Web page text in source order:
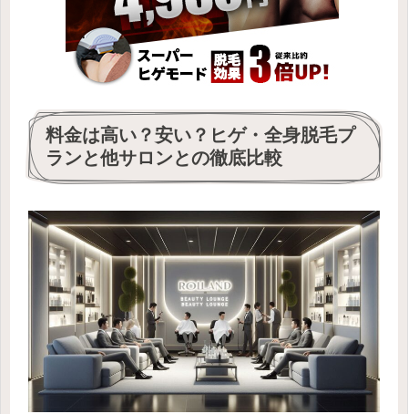
料金は高い？安い？ヒゲ・全身脱毛プ
ランと他サロンとの徹底比較